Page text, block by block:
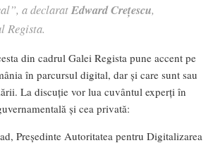
, a declaratEdward Crețescu,
Regista.
din cadrul Galei Regista pune accent pe
în parcursul digital, dar și care sunt sau
La discuție vor lua cuvântul experți în
și cea privată:
Președinte Autoritatea pentru Digitalizarea